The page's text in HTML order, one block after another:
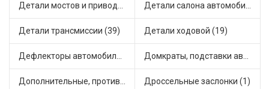
Детали мостов и привода трансмиссии (58) Детали салона автомобиля (47)
Детали трансмиссии (39) Детали ходовой (19)
Дефлекторы автомобильные (4) Домкраты, подставки автомобильные (1)
Дополнительные, противотуманные фары (2) Дроссельные заслонки (1)